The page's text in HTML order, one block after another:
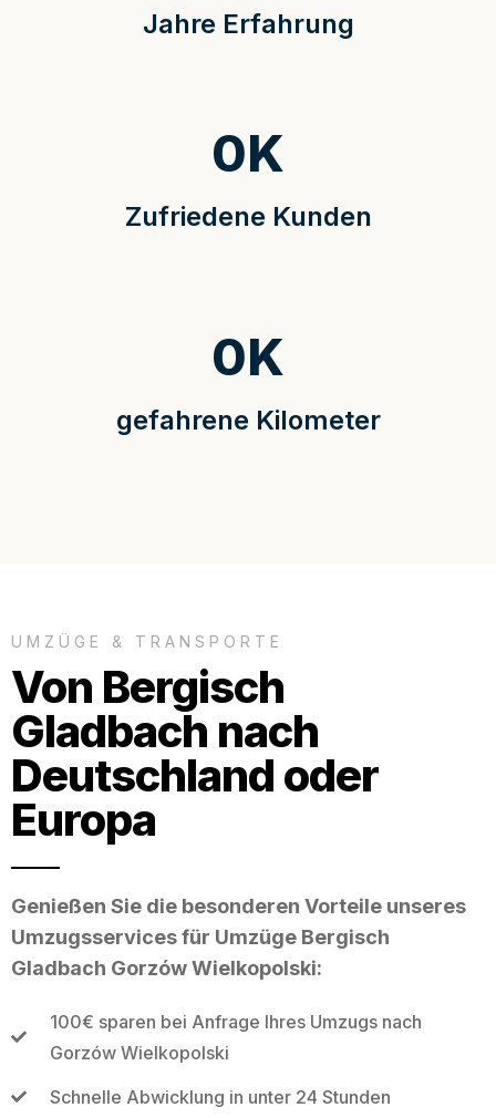
Jahre Erfahrung
Zufriedene Kunden
0K
gefahrene Kilometer
0K
UMZÜGE & TRANSPORTE
Von Bergisch
Gladbach nach
Deutschland oder
Europa
Genießen Sie die besonderen Vorteile unseres
Umzugsservices für Umzüge Bergisch
Gladbach Gorzów Wielkopolski:
100€ sparen bei Anfrage Ihres Umzugs nach
Gorzów Wielkopolski
Schnelle Abwicklung in unter 24 Stunden